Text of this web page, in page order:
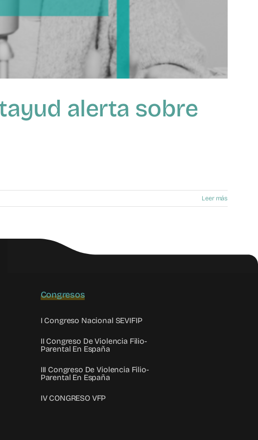
alerta sobre
Leer más
Congresos
I Congreso Nacional SEVIFIP
II Congreso De Violencia Filio-
Parental En España
III Congreso De Violencia Filio-
Parental En España
IV CONGRESO VFP